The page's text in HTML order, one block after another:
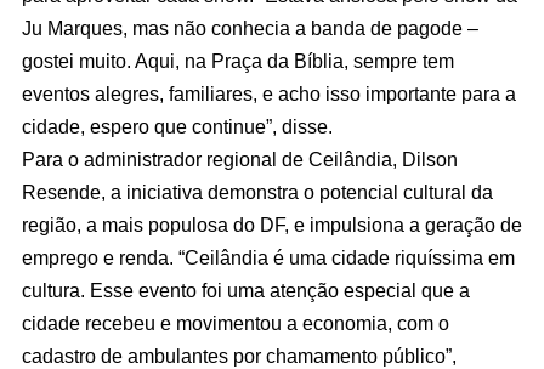
Ju Marques, mas não conhecia a banda de pagode –
gostei muito. Aqui, na Praça da Bíblia, sempre tem
eventos alegres, familiares, e acho isso importante para a
cidade, espero que continue”, disse.
Para o administrador regional de Ceilândia, Dilson
Resende, a iniciativa demonstra o potencial cultural da
região, a mais populosa do DF, e impulsiona a geração de
emprego e renda. “Ceilândia é uma cidade riquíssima em
cultura. Esse evento foi uma atenção especial que a
cidade recebeu e movimentou a economia, com o
cadastro de ambulantes por chamamento público”,